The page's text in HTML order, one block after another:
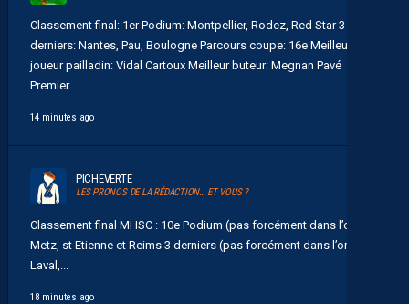
Classement final: 1er Podium: Montpellier, Rodez, Red Star 3
derniers: Nantes, Pau, Boulogne Parcours coupe: 16e Meilleur
joueur pailladin: Vidal Cartoux Meilleur buteur: Megnan Pavé
Premier...
14 minutes ago
PICHEVERTE
LES PRONOS DE LA RÉDACTION… ET VOUS ?
Classement final MHSC : 10e Podium (pas forcément dans l’ordre)
Metz, st Etienne et Reims 3 derniers (pas forcément dans l’ordre)
Laval,...
18 minutes ago